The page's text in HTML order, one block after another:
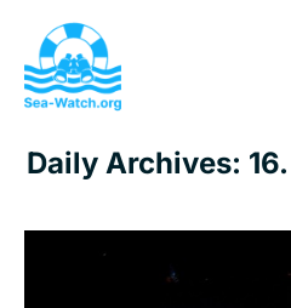
Daily Archives: